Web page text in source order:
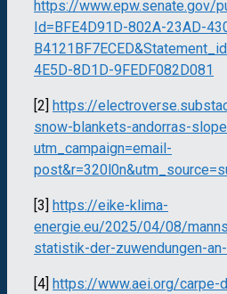
https://www.epw.senate.gov/
Id=BFE4D91D-802A-23AD-
4E5D-8D1D-9FEDF082D081
[2] https://
snow-blankets-andorras-
utm_campaign=email-
[3]
https://eike-klima-
energie.eu/2025/04/08/
statistik-der-zuwendungen-
[4] https://www.aei.org/